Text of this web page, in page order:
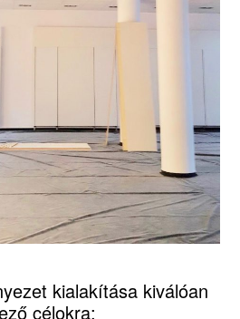
kialakítása kiválóan
célokra: